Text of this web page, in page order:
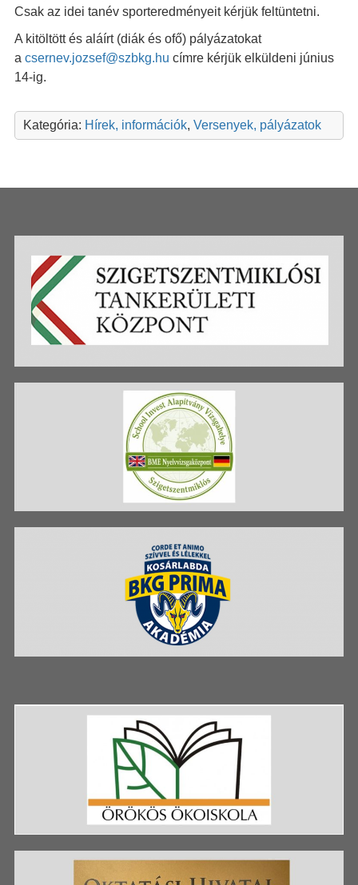
Csak az idei tanév sporteredményeit kérjük feltüntetni.
A kitöltött és aláírt (diák és ofő) pályázatokat
a csernev.jozsef@szbkg.hu címre kérjük elküldeni június
14-ig.
Kategória: Hírek, információk, Versenyek, pályázatok